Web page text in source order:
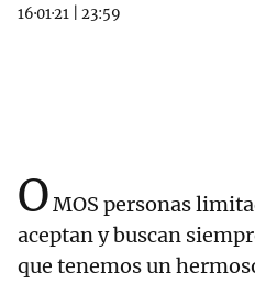
16·01·21
23:59
OMOS personas
aceptan y buscan
que tenemos un